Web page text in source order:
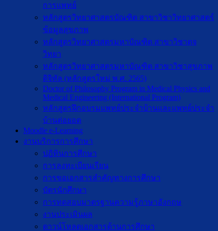
การแพทย์
หลักสูตรวิทยาศาสตรบัณฑิต สาขาวิชาวิทยาศาสตร์
ข้อมูลสุขภาพ
หลักสูตรวิทยาศาสตรมหาบัณฑิต สาขาวิชาตจ
วิทยา
หลักสูตรวิทยาศาสตรมหาบัณฑิต สาขาวิชาสุขภาพ
ดิจิทัล (หลักสูตรใหม่ พ.ศ. 2565)
Doctor of Philosophy Program in Medical Physics and
Medical Engineering (International Program)
หลักสูตรฝึกอบรมแพทย์ประจำบ้านและแพทย์ประจำ
บ้านต่อยอด
Moodle e-Learning
งานบริการการศึกษา
ปฎิทินการศึกษา
การลงทะเบียนเรียน
การขอเอกสารสำคัญทางการศึกษา
บัตรนักศึกษา
การทดสอบมาตรฐานความรู้ภาษาอังกฤษ
งานประเมินผล
ดาวน์โหลดเอกสารด้านการศึกษา